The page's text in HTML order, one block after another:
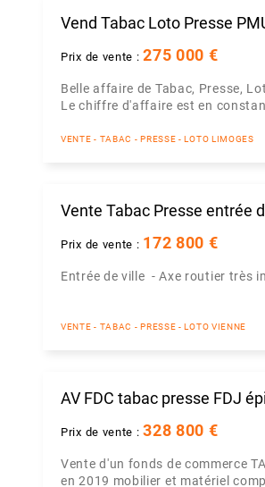
Vend Tabac Loto Presse
Prix de vente :275 000 €
Belle affaire de Tabac, Presse,
Le chiffre d'affaire est en
VENTE - TABAC - PRESSE - LOTO LIMOGES
Vente Tabac Presse entrée
Prix de vente : 172 800 €
Entrée de ville - Axe routier très
VENTE - TABAC - PRESSE - LOTO VIENNE
AV FDC tabac presse FDJ
Prix de vente :328 800 €
Vente d'un fonds de commerce
en 2019 mobilier et matériel